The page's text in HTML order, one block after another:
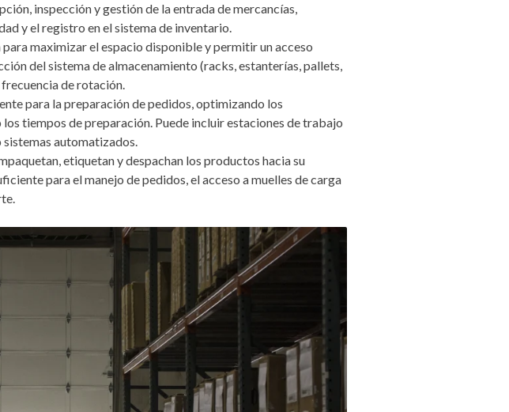
inspección y gestión de la entrada de mercancías,
y el registro en el sistema de inventario.
maximizar el espacio disponible y permitir un acceso
del sistema de almacenamiento (racks, estanterías, pallets,
de rotación.
para la preparación de pedidos, optimizando los
tiempos de preparación. Puede incluir estaciones de trabajo
automatizados.
etiquetan y despachan los productos hacia su
para el manejo de pedidos, el acceso a muelles de carga